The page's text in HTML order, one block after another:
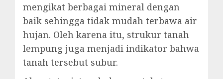
mengikat berbagai mineral dengan
baik sehingga tidak mudah terbawa air
hujan. Oleh karena itu, strukur tanah
lempung juga menjadi indikator bahwa
tanah tersebut subur.